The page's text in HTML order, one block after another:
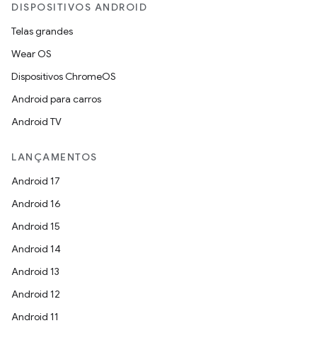
DISPOSITIVOS ANDROID
Telas grandes
Wear OS
Dispositivos ChromeOS
Android para carros
Android TV
LANÇAMENTOS
Android 17
Android 16
Android 15
Android 14
Android 13
Android 12
Android 11